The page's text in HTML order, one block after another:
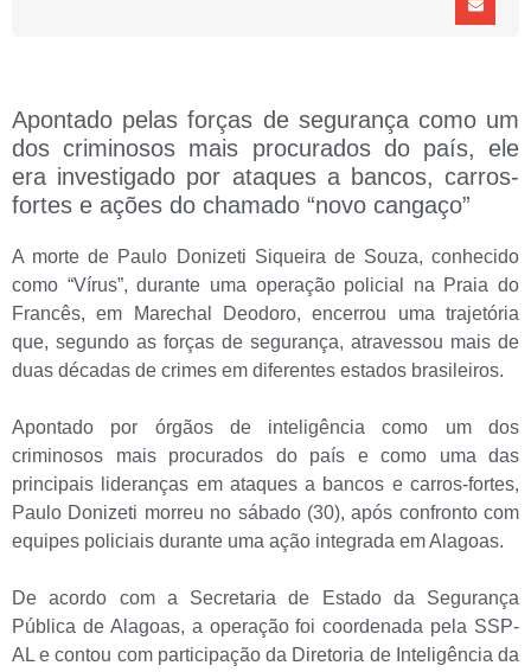
Apontado pelas forças de segurança como um
dos criminosos mais procurados do país, ele
era investigado por ataques a bancos, carros-
fortes e ações do chamado “novo cangaço”
A morte de Paulo Donizeti Siqueira de Souza, conhecido
como “Vírus”, durante uma operação policial na Praia do
Francês, em Marechal Deodoro, encerrou uma trajetória
que, segundo as forças de segurança, atravessou mais de
duas décadas de crimes em diferentes estados brasileiros.
Apontado por órgãos de inteligência como um dos
criminosos mais procurados do país e como uma das
principais lideranças em ataques a bancos e carros-fortes,
Paulo Donizeti morreu no sábado (30), após confronto com
equipes policiais durante uma ação integrada em Alagoas.
De acordo com a Secretaria de Estado da Segurança
Pública de Alagoas, a operação foi coordenada pela SSP-
AL e contou com participação da Diretoria de Inteligência da